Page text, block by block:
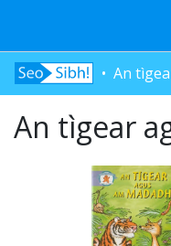
Home
Tràth-ìrean
Bun-sgoil
Àrd-sgoil
Pàrantan
Measgachadh
An tìgear